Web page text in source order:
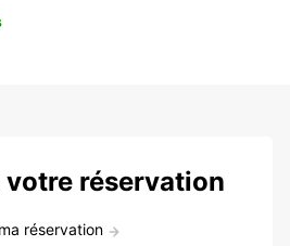
votre réservation
réservation